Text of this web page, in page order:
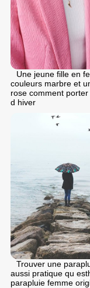
Une jeune fille en
couleurs marbre et
rose comment
d hiver
Trouver une
aussi pratique qu
parapluie femme